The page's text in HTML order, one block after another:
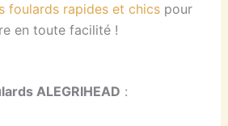
foulards rapides et chics pour
en toute facilité !
ALEGRIHEAD :